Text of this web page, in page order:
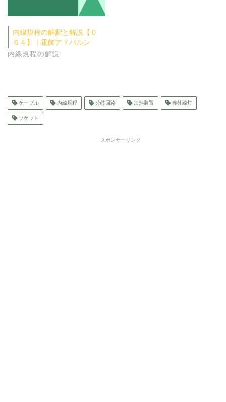
内線規程の解釈と解説【０
６４】｜電飾アドバルン
内線規程の解説
ケーブル 内線規程 分岐回路 加熱装置 赤外線灯
ソケット
スポンサーリンク